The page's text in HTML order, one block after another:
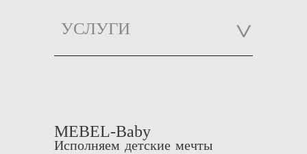
УСЛУГИ
MEBEL-Baby
Исполняем детские мечты